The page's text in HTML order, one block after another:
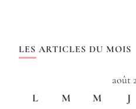
LES ARTICLES DU MOIS
août
L
M M J